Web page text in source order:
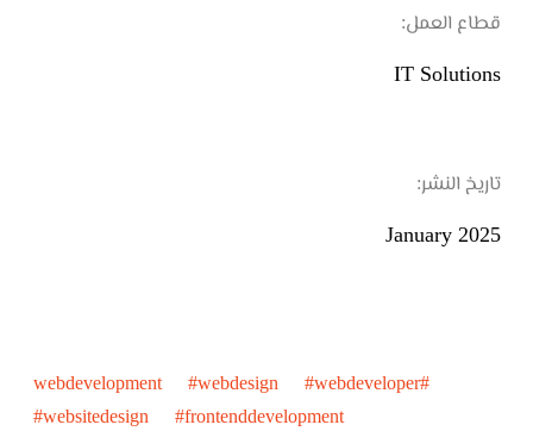
قطاع العمل:
IT Solutions
تاريخ النشر:
January 2025
#webdevelopment #webdesign #webdeveloper
#websitedesign #frontenddevelopment